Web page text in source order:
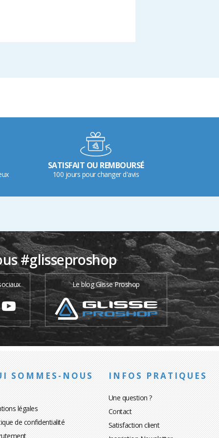
SATISFAIT OU REMBOURSÉ
100 jours pour changer d'avis
#glisseproshop
Le blog Glisse Proshop
SOMMES-NOUS
légales
de confidentialité
INFOS PRATIQUES
Une question ?
Contact
Satisfaction client